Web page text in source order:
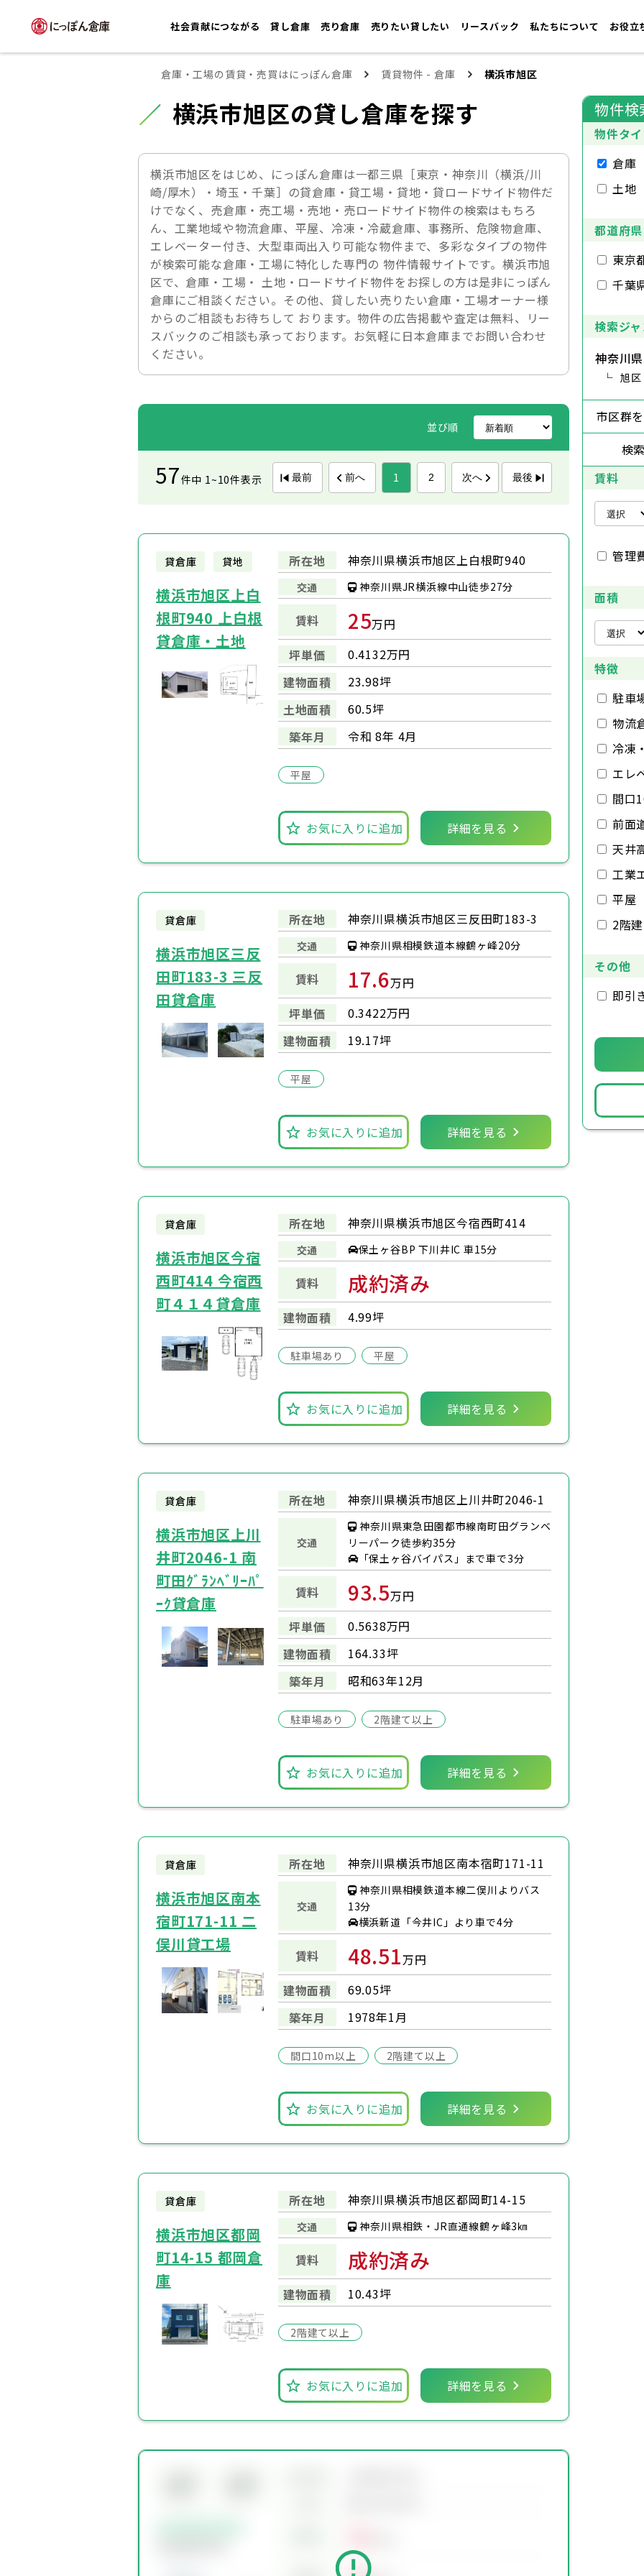
社会貢献につながる 貸し倉庫 売り倉庫 売りたい貸したい リースバック 私たちについて お役立
倉庫・工場の賃貸・売買はにっぽん倉庫 賃貸物件 - 倉庫 横浜市旭区
横浜市旭区の貸し倉庫を探す
横浜市旭区をはじめ、にっぽん倉庫は一都三県［東京・神奈川（横浜/川
崎/厚木）・埼玉・千葉］の貸倉庫・貸工場・貸地・貸ロードサイド物件だ
けでなく、売倉庫・売工場・売地・売ロードサイド物件の検索はもちろ
ん、工業地域や物流倉庫、平屋、冷凍・冷蔵倉庫、事務所、危険物倉庫、
エレベーター付き、大型車両出入り可能な物件まで、多彩なタイプの物件
が検索可能な倉庫・工場に特化した専門の 物件情報サイトです。横浜市旭
区で、倉庫・工場・ 土地・ロードサイド物件をお探しの方は是非にっぽん
倉庫にご相談ください。その他、貸したい売りたい倉庫・工場オーナー様
からのご相談もお待ちして おります。物件の広告掲載や査定は無料、リー
スバックのご相談も承っております。お気軽に日本倉庫までお問い合わせ
ください。
並び順
57件中 1~10件表示 最前 前へ 1 2 次へ 最後
貸倉庫 貸地
横浜市旭区上白
根町940 上白根
貸倉庫・土地
所在地 神奈川県横浜市旭区上白根町940
交通 神奈川県JR横浜線中山徒歩27分
賃料 25万円
坪単価
0.4132万円
建物面積
23.98坪
土地面積
60.5坪
築年月
令和 8年 4月
平屋
お気に入りに追加 詳細を見る
貸倉庫
横浜市旭区三反
田町183-3 三反
田貸倉庫
所在地 神奈川県横浜市旭区三反田町183-3
交通 神奈川県相模鉄道本線鶴ヶ峰20分
賃料 17.6万円
坪単価
0.3422万円
建物面積
19.17坪
平屋
お気に入りに追加 詳細を見る
貸倉庫
横浜市旭区今宿
西町414 今宿西
町４１４貸倉庫
所在地 神奈川県横浜市旭区今宿西町414
交通 保土ヶ谷BP 下川井IC 車15分
賃料 成約済み
建物面積 4.99坪
駐車場あり 平屋
お気に入りに追加 詳細を見る
貸倉庫
横浜市旭区上川
井町2046-1 南
町田ｸﾞﾗﾝﾍﾞﾘｰﾊﾟ
ｰｸ貸倉庫
所在地 神奈川県横浜市旭区上川井町2046-1
交通
神奈川県東急田園都市線南町田グランベ
リーパーク徒歩約35分
「保土ヶ谷バイパス」まで車で3分
賃料 93.5万円
坪単価
0.5638万円
建物面積
164.33坪
築年月
昭和63年12月
駐車場あり 2階建て以上
お気に入りに追加 詳細を見る
貸倉庫
横浜市旭区南本
宿町171-11 二
俣川貸工場
所在地 神奈川県横浜市旭区南本宿町171-11
交通
神奈川県相模鉄道本線二俣川よりバス
13分
横浜新道「今井IC」より車で4分
賃料 48.51万円
建物面積
69.05坪
築年月
1978年1月
間口10m以上 2階建て以上
お気に入りに追加 詳細を見る
貸倉庫
横浜市旭区都岡
町14-15 都岡倉
庫
所在地 神奈川県横浜市旭区都岡町14-15
交通 神奈川県相鉄・JR直通線鶴ヶ峰3㎞
賃料 成約済み
建物面積 10.43坪
2階建て以上
お気に入りに追加 詳細を見る
物件検
物件タ
倉庫
土地
都道府県
東京
千葉
検索ジ
神奈川県
旭区
市区群
検
賃料
管理
面積
特徴
駐車
物流
冷凍
エレ
間口
前面
天井
工業
平屋
2階
その他
即引